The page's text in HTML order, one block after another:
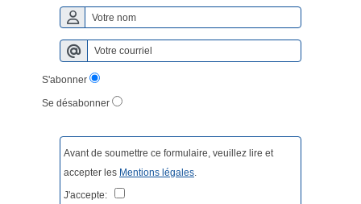
S'abonner
Se désabonner
Avant de soumettre ce formulaire, veuillez lire et
accepter les Mentions légales.
J'accepte: